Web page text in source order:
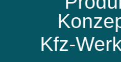
Kfz-